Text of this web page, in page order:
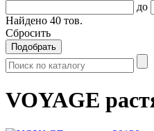
до
Найдено 40 тов.
Сбросить
Подобрать
VOYAGE